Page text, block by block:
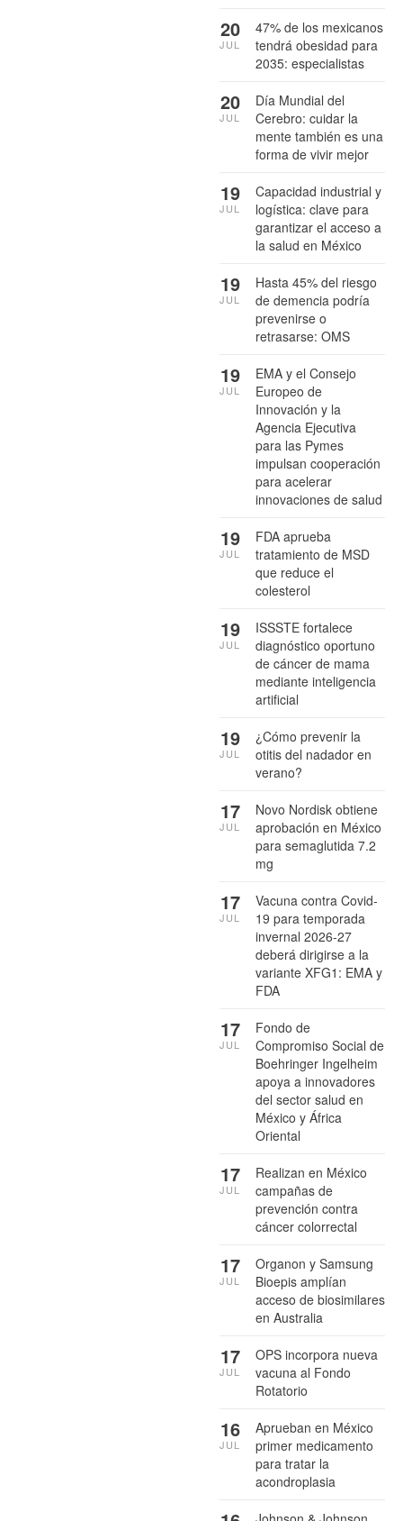
47% de los mexicanos
tendrá obesidad para
2035: especialistas
20
JUL
Día Mundial del
Cerebro: cuidar la
mente también es una
forma de vivir mejor
20
JUL
Capacidad industrial y
logística: clave para
garantizar el acceso a
la salud en México
19
JUL
Hasta 45% del riesgo
de demencia podría
prevenirse o
retrasarse: OMS
19
JUL
EMA y el Consejo
Europeo de
Innovación y la
Agencia Ejecutiva
para las Pymes
impulsan cooperación
para acelerar
innovaciones de salud
19
JUL
FDA aprueba
tratamiento de MSD
que reduce el
colesterol
19
JUL
ISSSTE fortalece
diagnóstico oportuno
de cáncer de mama
mediante inteligencia
artificial
19
JUL
¿Cómo prevenir la
otitis del nadador en
verano?
19
JUL
Novo Nordisk obtiene
aprobación en México
para semaglutida 7.2
mg
17
JUL
Vacuna contra Covid-
19 para temporada
invernal 2026-27
deberá dirigirse a la
variante XFG1: EMA y
FDA
17
JUL
Fondo de
Compromiso Social de
Boehringer Ingelheim
apoya a innovadores
del sector salud en
México y África
Oriental
17
JUL
Realizan en México
campañas de
prevención contra
cáncer colorrectal
17
JUL
Organon y Samsung
Bioepis amplían
acceso de biosimilares
en Australia
17
JUL
OPS incorpora nueva
vacuna al Fondo
Rotatorio
17
JUL
Aprueban en México
primer medicamento
para tratar la
acondroplasia
16
JUL